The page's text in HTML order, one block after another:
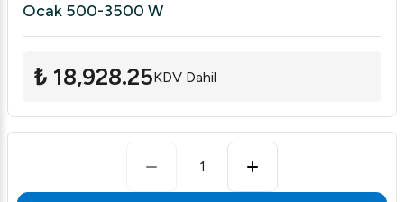
Ocak 500-3500 W
₺ 18,928.25KDV Dahil
1